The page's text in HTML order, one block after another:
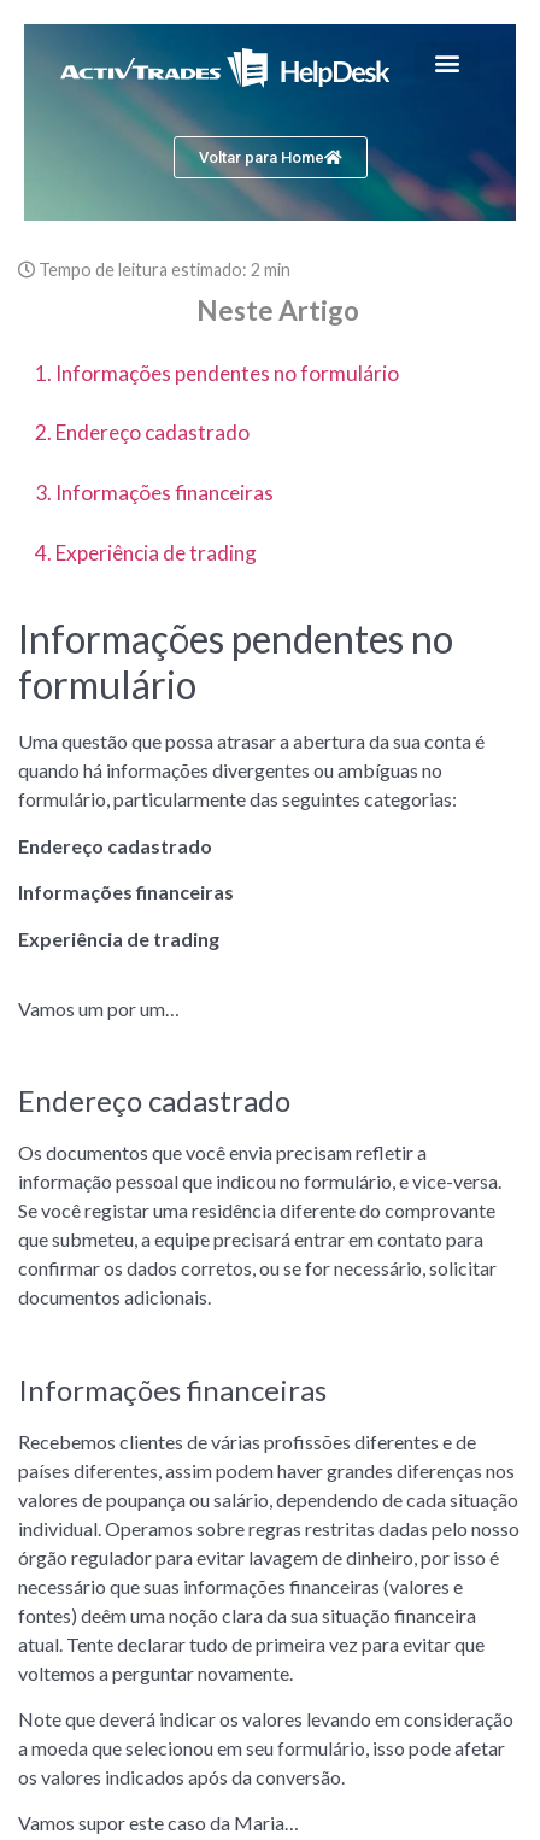
Voltar para Home
Tempo de leitura estimado: 2 min
Neste Artigo
1. Informações pendentes no formulário
2. Endereço cadastrado
3. Informações financeiras
4. Experiência de trading
Informações pendentes no
formulário
Uma questão que possa atrasar a abertura da sua conta é
quando há informações divergentes ou ambíguas no
formulário, particularmente das seguintes categorias:
Endereço cadastrado
Informações financeiras
Experiência de trading
Vamos um por um…
Endereço cadastrado
Os documentos que você envia precisam refletir a
informação pessoal que indicou no formulário, e vice-versa.
Se você registar uma residência diferente do comprovante
que submeteu, a equipe precisará entrar em contato para
confirmar os dados corretos, ou se for necessário, solicitar
documentos adicionais.
Informações financeiras
Recebemos clientes de várias profissões diferentes e de
países diferentes, assim podem haver grandes diferenças nos
valores de poupança ou salário, dependendo de cada situação
individual. Operamos sobre regras restritas dadas pelo nosso
órgão regulador para evitar lavagem de dinheiro, por isso é
necessário que suas informações financeiras (valores e
fontes) deêm uma noção clara da sua situação financeira
atual. Tente declarar tudo de primeira vez para evitar que
voltemos a perguntar novamente.
Note que deverá indicar os valores levando em consideração
a moeda que selecionou em seu formulário, isso pode afetar
os valores indicados após da conversão.
Vamos supor este caso da Maria…